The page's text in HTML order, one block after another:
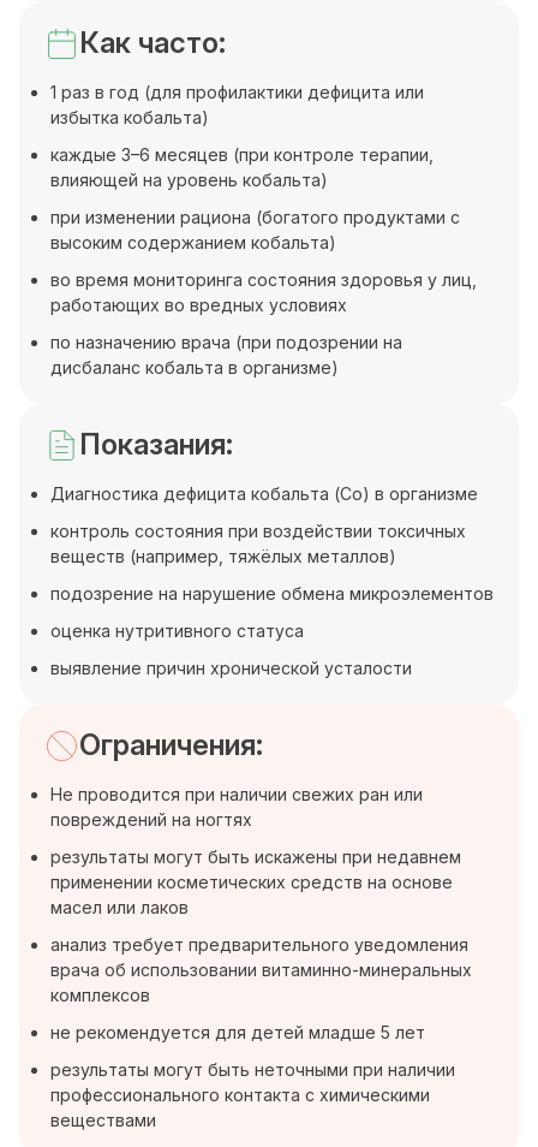
Как часто:
1 раз в год (для профилактики дефицита или
избытка кобальта)
каждые 3–6 месяцев (при контроле терапии,
влияющей на уровень кобальта)
при изменении рациона (богатого продуктами с
высоким содержанием кобальта)
во время мониторинга состояния здоровья у лиц,
работающих во вредных условиях
по назначению врача (при подозрении на
дисбаланс кобальта в организме)
Показания:
Диагностика дефицита кобальта (Co) в организме
контроль состояния при воздействии токсичных
веществ (например, тяжёлых металлов)
подозрение на нарушение обмена микроэлементов
оценка нутритивного статуса
выявление причин хронической усталости
Ограничения:
Не проводится при наличии свежих ран или
повреждений на ногтях
результаты могут быть искажены при недавнем
применении косметических средств на основе
масел или лаков
анализ требует предварительного уведомления
врача об использовании витаминно-минеральных
комплексов
не рекомендуется для детей младше 5 лет
результаты могут быть неточными при наличии
профессионального контакта с химическими
веществами